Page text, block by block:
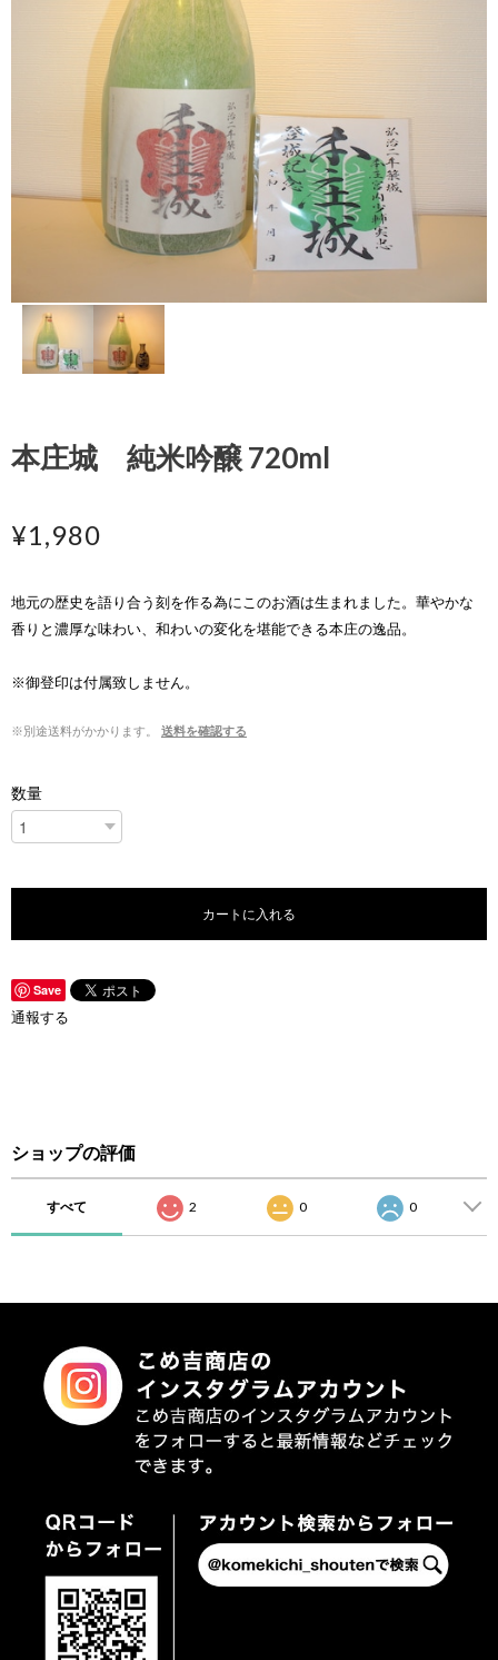
本庄城 純米吟醸 720ml
¥1,980
地元の歴史を語り合う刻を作る為にこのお酒は生まれました。華やかな
香りと濃厚な味わい、和わいの変化を堪能できる本庄の逸品。
※御登印は付属致しません。
※別途送料がかかります。 送料を確認する
数量
カートに入れる
Save
通報する
ショップの評価
すべて 2 0 0